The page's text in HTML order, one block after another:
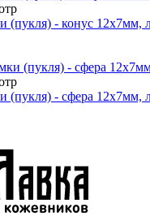
(пукля) - конус 12х7мм,
(пукля) - сфера 12х7мм,